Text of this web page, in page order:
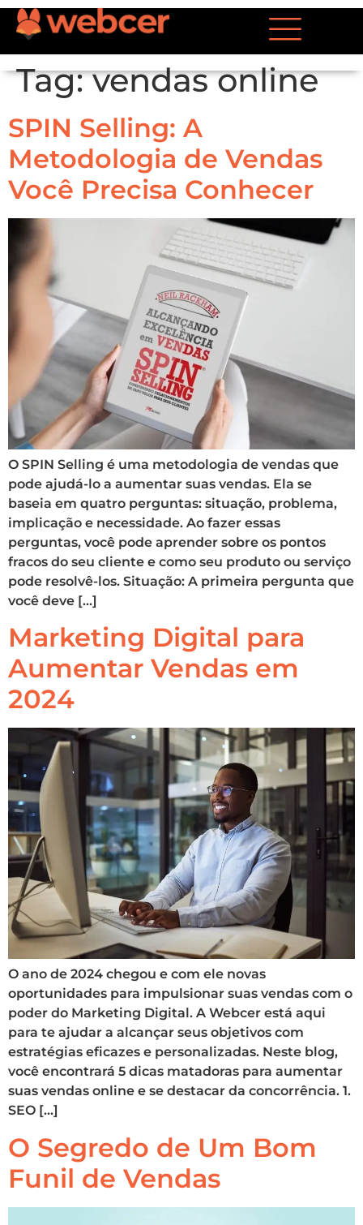
Tag:vendas online
SPIN Selling: A
Metodologia de Vendas
Você Precisa Conhecer
O SPIN Selling é uma metodologia de vendas que
pode ajudá-lo a aumentar suas vendas. Ela se
baseia em quatro perguntas: situação, problema,
implicação e necessidade. Ao fazer essas
perguntas, você pode aprender sobre os pontos
fracos do seu cliente e como seu produto ou serviço
pode resolvê-los. Situação: A primeira pergunta que
você deve […]
Marketing Digital para
Aumentar Vendas em
2024
O ano de 2024 chegou e com ele novas
oportunidades para impulsionar suas vendas com o
poder do Marketing Digital. A Webcer está aqui
para te ajudar a alcançar seus objetivos com
estratégias eficazes e personalizadas. Neste blog,
você encontrará 5 dicas matadoras para aumentar
suas vendas online e se destacar da concorrência. 1.
SEO […]
O Segredo de Um Bom
Funil de Vendas